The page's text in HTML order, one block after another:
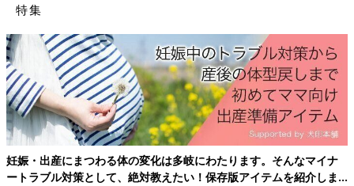
遠藤 この時期の成長には、「視線」が重要な役割を果たしま
す。「目は口ほどにものをいう」ということわざもありますが、
人間の目は、ほかの動物とは大きく構造が異なり、白目の部分が
大きく、日本人の場合は黒目と白目のコントラストがはっきりし
ています。そのため、目の動きだけで今あの人は何に対して注意
を向けているか、を知ることができるわけです。
本来、赤ちゃんは人がとても大好きで、生後間もないころから大
人の目に注意を向けています。9カ月ころになると、ママやパパ
の視線の動きを敏感に察知して、視線の先にあるものに関心を向
けようとします。これを「共同注意」といいます。その延長で、
特集
妊娠・出産にまつわる体の変化は多岐にわたります。そんなマイナ
ートラブル対策として、絶対教えたい！保存版アイテムを紹介しま